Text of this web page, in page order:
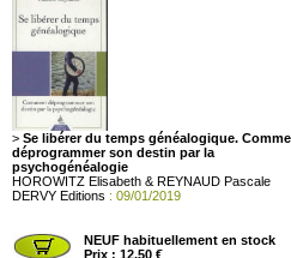
> Se libérer du temps généalogique.
déprogrammer son destin par la
psychogénéalogie
HOROWITZ Elisabeth & REYNAUD Pascale
DERVY Editions : 09/01/2019
NEUF habituellement en stock
Prix : 12.50 €